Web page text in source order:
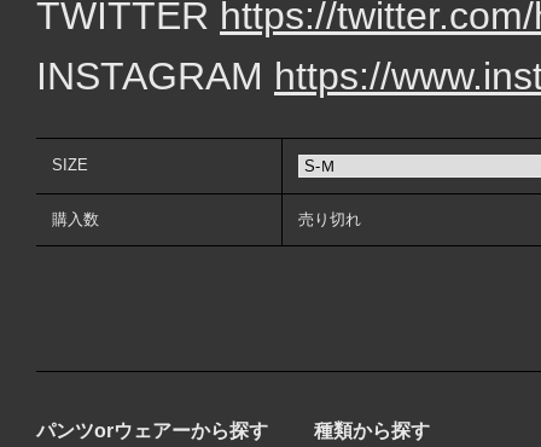
TWITTER https://
INSTAGRAM https://
SIZE
購入数 売り切れ
パンツorウェアーから探す 種類から探す